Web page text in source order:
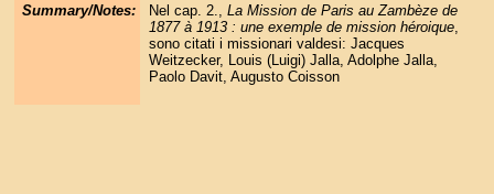
Summary/Notes: Nel cap. 2., La Mission de Paris au Zambèze de
1877 à 1913 : une exemple de mission héroique,
sono citati i missionari valdesi: Jacques
Weitzecker, Louis (Luigi) Jalla, Adolphe Jalla,
Paolo Davit, Augusto Coisson